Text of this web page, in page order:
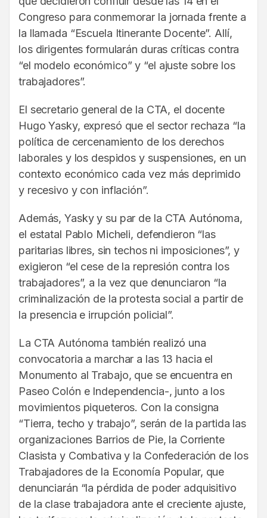
Congreso para conmemorar la jornada frente a
la llamada “Escuela Itinerante Docente”. Allí,
los dirigentes formularán duras críticas contra
“el modelo económico” y “el ajuste sobre los
trabajadores”.
El secretario general de la CTA, el docente
Hugo Yasky, expresó que el sector rechaza “la
política de cercenamiento de los derechos
laborales y los despidos y suspensiones, en un
contexto económico cada vez más deprimido
y recesivo y con inflación”.
Además, Yasky y su par de la CTA Autónoma,
el estatal Pablo Micheli, defendieron “las
paritarias libres, sin techos ni imposiciones”, y
exigieron “el cese de la represión contra los
trabajadores”, a la vez que denunciaron “la
criminalización de la protesta social a partir de
la presencia e irrupción policial”.
La CTA Autónoma también realizó una
convocatoria a marchar a las 13 hacia el
Monumento al Trabajo, que se encuentra en
Paseo Colón e Independencia-, junto a los
movimientos piqueteros. Con la consigna
“Tierra, techo y trabajo”, serán de la partida las
organizaciones Barrios de Pie, la Corriente
Clasista y Combativa y la Confederación de los
Trabajadores de la Economía Popular, que
denunciarán “la pérdida de poder adquisitivo
de la clase trabajadora ante el creciente ajuste,